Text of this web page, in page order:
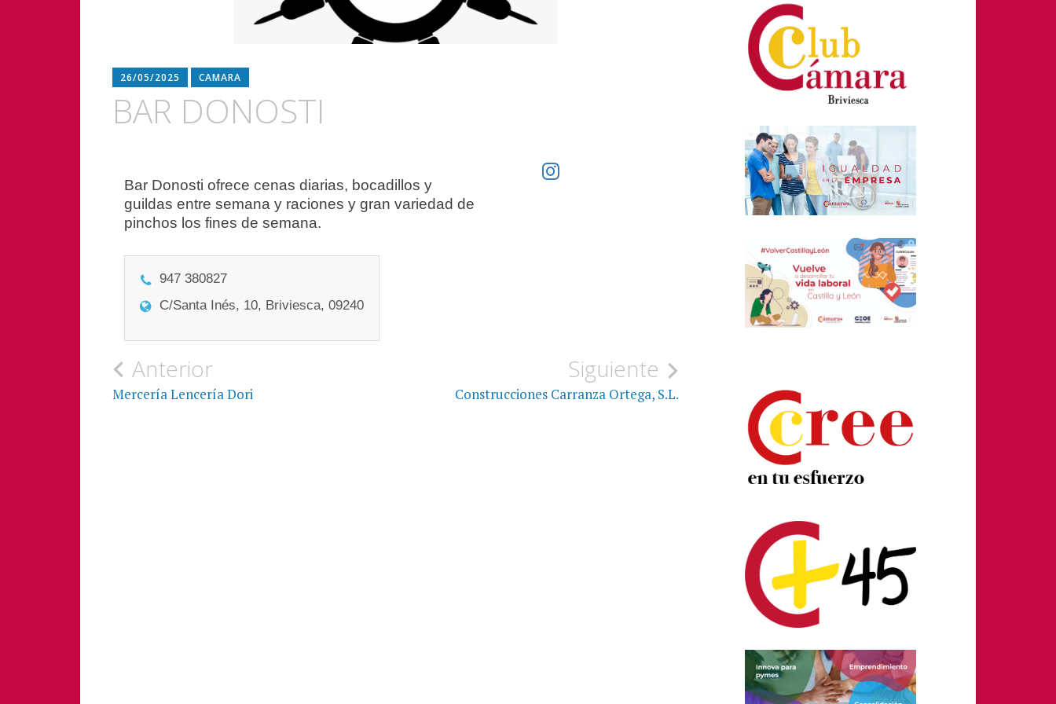
26/05/2025 CAMARA
BAR DONOSTI
Bar Donosti ofrece cenas diarias, bocadillos y
guildas entre semana y raciones y gran variedad de
pinchos los fines de semana.
947 380827
C/Santa Inés, 10, Briviesca, 09240
Navegación
de
entradas
Anterior
Mercería Lencería Dori
Siguiente
Construcciones Carranza Ortega, S.L.